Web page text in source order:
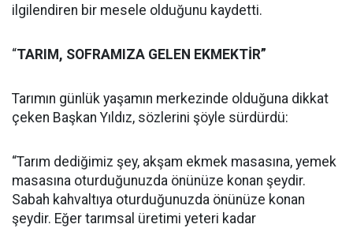
ilgilendiren bir mesele olduğunu kaydetti.
“TARIM, SOFRAMIZA GELEN EKMEKTİR”
Tarımın günlük yaşamın merkezinde olduğuna dikkat
çeken Başkan Yıldız, sözlerini şöyle sürdürdü:
“Tarım dediğimiz şey, akşam ekmek masasına, yemek
masasına oturduğunuzda önünüze konan şeydir.
Sabah kahvaltıya oturduğunuzda önünüze konan
şeydir. Eğer tarımsal üretimi yeteri kadar